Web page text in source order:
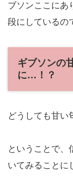
ブソンここにあ
段にしているの
ギブソンの
に…！？
どうしても甘い
ということで、
いてみることに